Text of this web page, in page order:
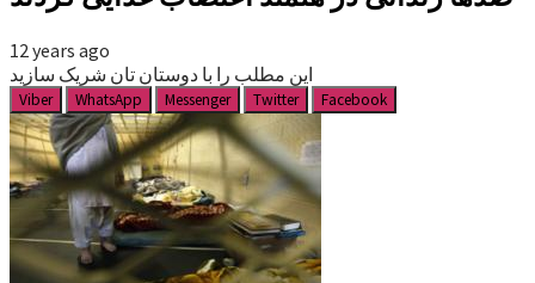
12 years ago
این مطلب را با دوستان تان شریک سازید
Viber WhatsApp Messenger Twitter Facebook